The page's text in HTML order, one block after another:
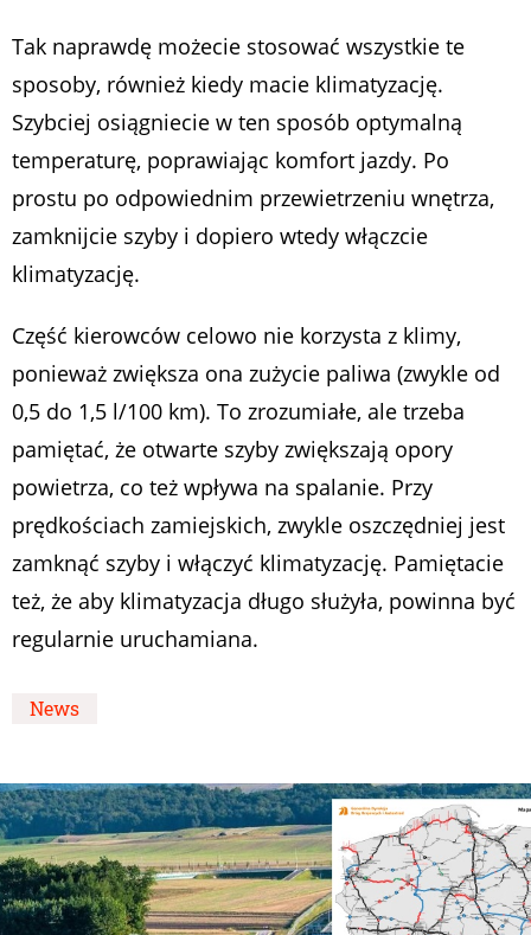
Tak naprawdę możecie stosować wszystkie te
sposoby, również kiedy macie klimatyzację.
Szybciej osiągniecie w ten sposób optymalną
temperaturę, poprawiając komfort jazdy. Po
prostu po odpowiednim przewietrzeniu wnętrza,
zamknijcie szyby i dopiero wtedy włączcie
klimatyzację.
Część kierowców celowo nie korzysta z klimy,
ponieważ zwiększa ona zużycie paliwa (zwykle od
0,5 do 1,5 l/100 km). To zrozumiałe, ale trzeba
pamiętać, że otwarte szyby zwiększają opory
powietrza, co też wpływa na spalanie. Przy
prędkościach zamiejskich, zwykle oszczędniej jest
zamknąć szyby i włączyć klimatyzację. Pamiętacie
też, że aby klimatyzacja długo służyła, powinna być
regularnie uruchamiana.
News